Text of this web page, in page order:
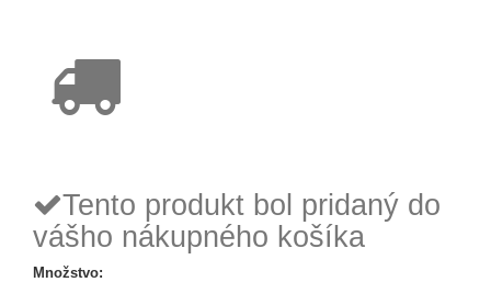
Tento produkt bol pridaný do
vášho nákupného košíka
Množstvo: